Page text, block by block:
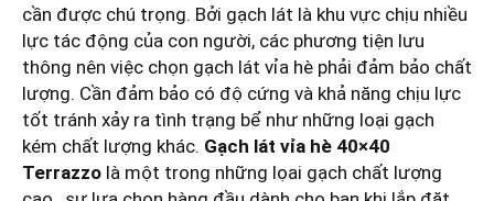
cần được chú trọng. Bởi gạch lát là khu vực chịu nhiều
lực tác động của con người, các phương tiện lưu
thông nên việc chọn gạch lát vỉa hè phải đảm bảo chất
lượng. Cần đảm bảo có độ cứng và khả năng chịu lực
tốt tránh xảy ra tình trạng bể như những loại gạch
kém chất lượng khác. Gạch lát vỉa hè 40×40
Terrazzo là một trong những lọai gạch chất lượng